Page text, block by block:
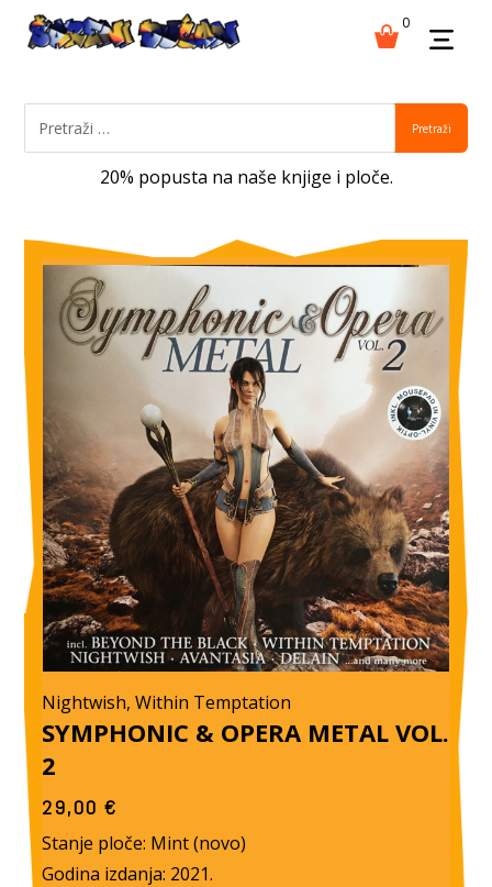
0
Pretraži
20% popusta na naše knjige i ploče.
Nightwish, Within Temptation
SYMPHONIC & OPERA METAL VOL.
2
29,00€
Stanje ploče: Mint (novo)
Godina izdanja: 2021.